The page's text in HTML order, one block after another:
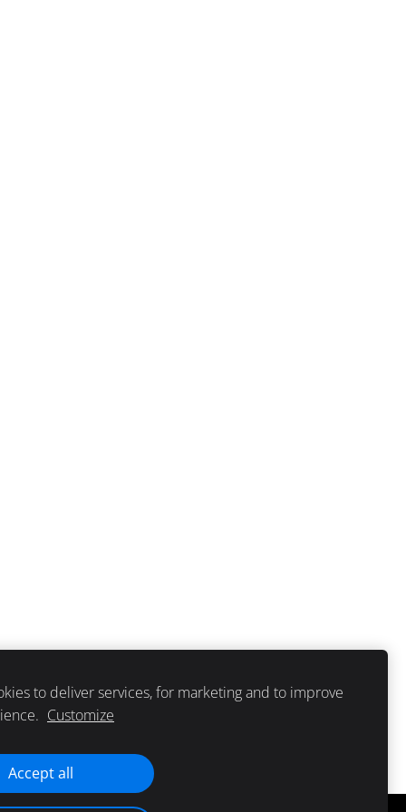
to deliver services, for marketing and to improve
Customize
Accept all